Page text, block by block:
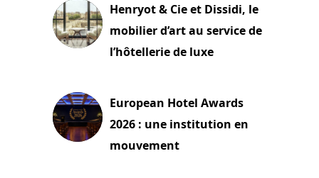
Henryot & Cie et Dissidi, le
mobilier d’art au service de
l’hôtellerie de luxe
European Hotel Awards
2026 : une institution en
mouvement